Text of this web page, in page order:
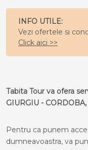
INFO UTILE:
Vezi ofertele si
Click aici >>
Tabita Tour va ofera
GIURGIU -
Pentru ca punem
dumneavoastra, va